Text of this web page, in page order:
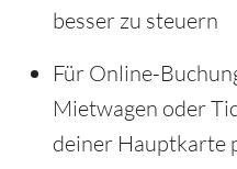
besser zu steuern
Für Online-
Mietwagen oder
deiner Hauptkarte